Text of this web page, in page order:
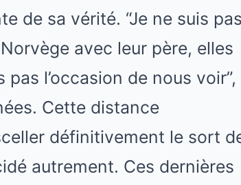
de sa vérité. “Je ne suis pas
avec leur père, elles
l’occasion de nous voir”,
Cette distance
définitivement le sort
autrement. Ces dernières